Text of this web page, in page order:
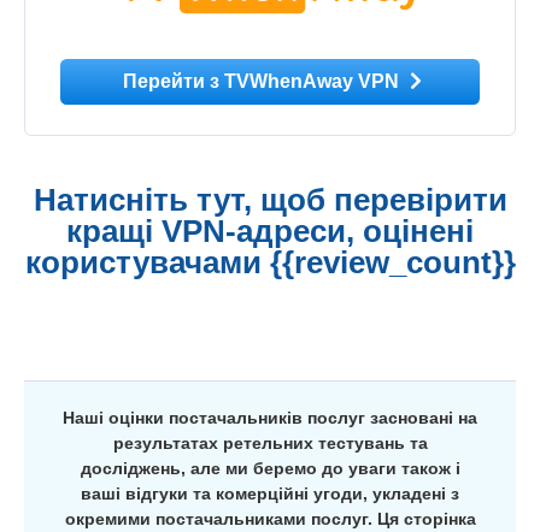
Перейти з TVWhenAway VPN
Натисніть тут, щоб перевірити
кращі VPN-адреси, оцінені
користувачами {{review_count}}
Наші оцінки постачальників послуг засновані на
результатах ретельних тестувань та
досліджень, але ми беремо до уваги також і
ваші відгуки та комерційні угоди, укладені з
окремими постачальниками послуг. Ця сторінка